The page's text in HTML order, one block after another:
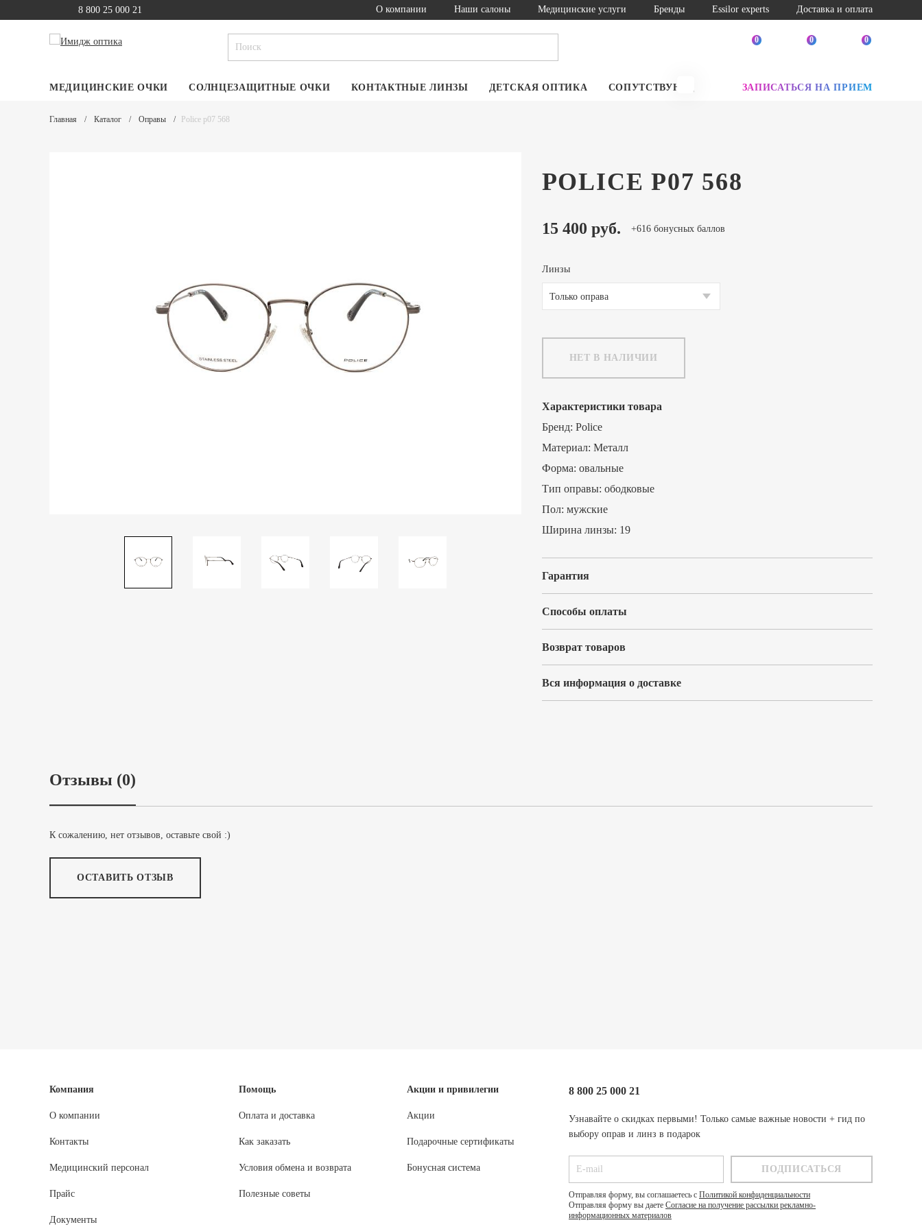
8 800 25 000 21 О компании Наши салоны Медицинские услуги Бренды Essilor experts Доставка и оплата
0 0 0
МЕДИЦИНСКИЕ ОЧКИ СОЛНЦЕЗАЩИТНЫЕ ОЧКИ КОНТАКТНЫЕ ЛИНЗЫ ДЕТСКАЯ ОПТИКА СОПУТСТВУЮЩИЕ ТОВАРЫ SALE
ЗАПИСАТЬСЯ НА ПРИЕМ
Главная Каталог Оправы Police p07 568
POLICE P07 568
15 400 руб. +616 бонусных баллов
Линзы
Только оправа
НЕТ В НАЛИЧИИ
Характеристики товара
Бренд: Police
Материал: Металл
Форма: овальные
Тип оправы: ободковые
Пол: мужские
Ширина линзы: 19
Гарантия
Способы оплаты
Возврат товаров
Вся информация о доставке
Отзывы (0)
К сожалению, нет отзывов, оставьте свой :)
ОСТАВИТЬ ОТЗЫВ
Компания
О компании
Контакты
Медицинский персонал
Прайс
Документы
Помощь
Оплата и доставка
Как заказать
Условия обмена и возврата
Полезные советы
Акции и привилегии
Акции
Подарочные сертификаты
Бонусная система
8 800 25 000 21
Узнавайте о скидках первыми! Только самые важные новости + гид по
выбору оправ и линз в подарок
Отправляя форму, вы соглашаетесь с Политикой конфиденциальности
Отправляя форму вы даете Согласие на получение рассылки рекламно-
информационных материалов